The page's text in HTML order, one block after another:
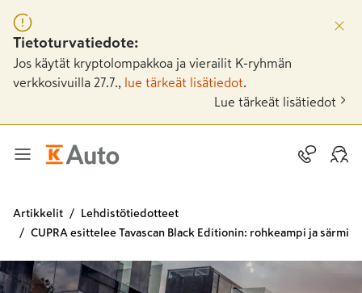
Tietoturvatiedote:
Jos käytät kryptolompakkoa ja vierailit K-ryhmän
verkkosivuilla 27.7.,
lue tärkeät lisätiedot
Lue tärkeät lisätiedot
Artikkelit
Lehdistötiedotteet
CUPRA esittelee Tavascan Black Editionin: rohkeampi ja